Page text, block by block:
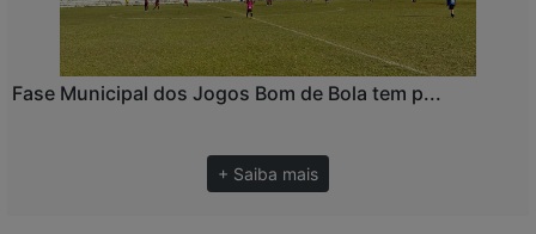
Fase Municipal dos Jogos Bom de Bola tem p...
+ Saiba mais